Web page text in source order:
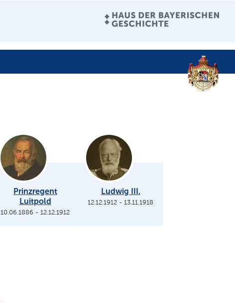
Prinzregent
Luitpold
10.06.1886 -12.12.1912
Ludwig III.
12.12.1912 -13.11.1918